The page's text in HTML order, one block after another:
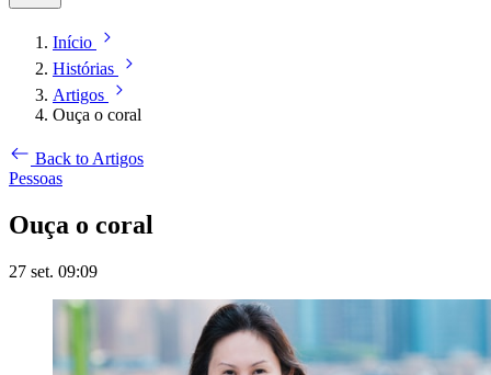
Início
Histórias
Artigos
Ouça o coral
Back to Artigos
Pessoas
Ouça o coral
27 set. 09:09